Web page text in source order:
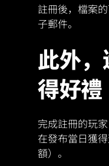
註冊後，檔案
子郵件。
此外
得好禮
完成註冊的玩
在發布當日獲
額）。